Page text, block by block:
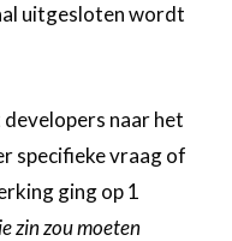
uitgesloten wordt
naar het
specifieke vraag of
ging op 1
zin zou moeten